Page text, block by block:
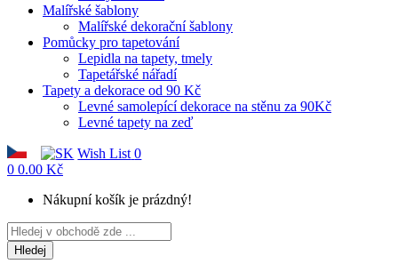
Malířské šablony
Malířské dekorační šablony
Pomůcky pro tapetování
Lepidla na tapety, tmely
Tapetářské nářadí
Tapety a dekorace od 90 Kč
Levné samolepící dekorace na stěnu za 90Kč
Levné tapety na zeď
Wish List 0
0 0.00 Kč
Nákupní košík je prázdný!
Hledej